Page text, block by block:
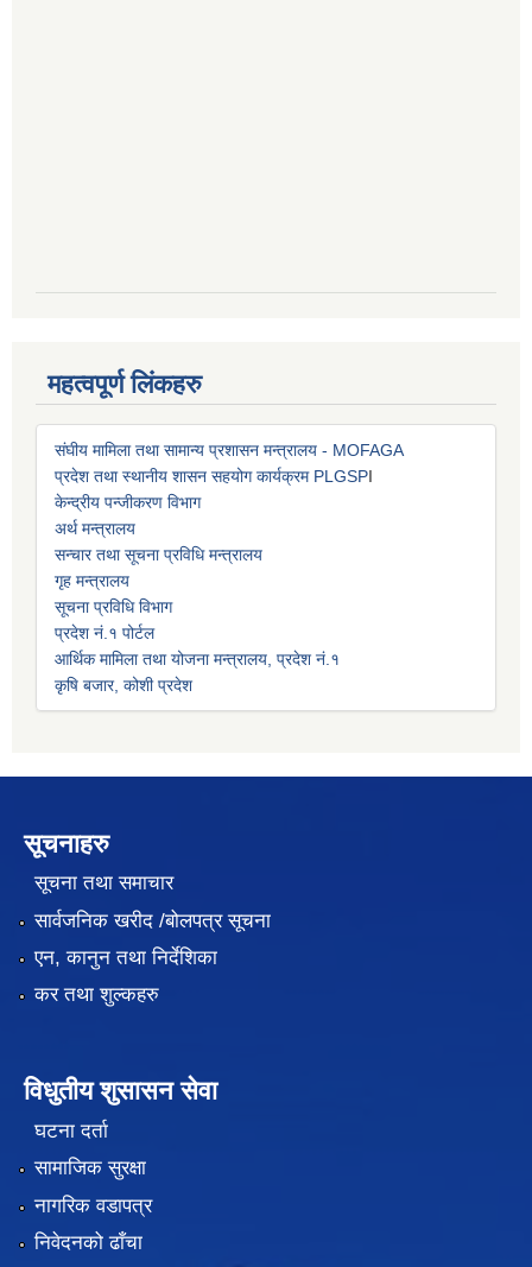
महत्वपूर्ण लिंकहरु
संघीय मामिला तथा सामान्य प्रशासन मन्त्रालय - MOFAGA
प्रदेश तथा स्थानीय शासन सहयोग कार्यक्रम PLGSPI
केन्द्रीय पन्जीकरण विभाग
अर्थ मन्त्रालय
सन्चार तथा सूचना प्रविधि मन्त्रालय
गृह मन्त्रालय
सूचना प्रविधि विभाग
प्रदेश नं.१ पोर्टल
आर्थिक मामिला तथा योजना मन्त्रालय, प्रदेश नं.१
कृषि बजार, कोशी प्रदेश
सूचनाहरु
सूचना तथा समाचार
सार्वजनिक खरीद /बोलपत्र सूचना
एन, कानुन तथा निर्देशिका
कर तथा शुल्कहरु
विधुतीय शुसासन सेवा
घटना दर्ता
सामाजिक सुरक्षा
नागरिक वडापत्र
निवेदनको ढाँचा